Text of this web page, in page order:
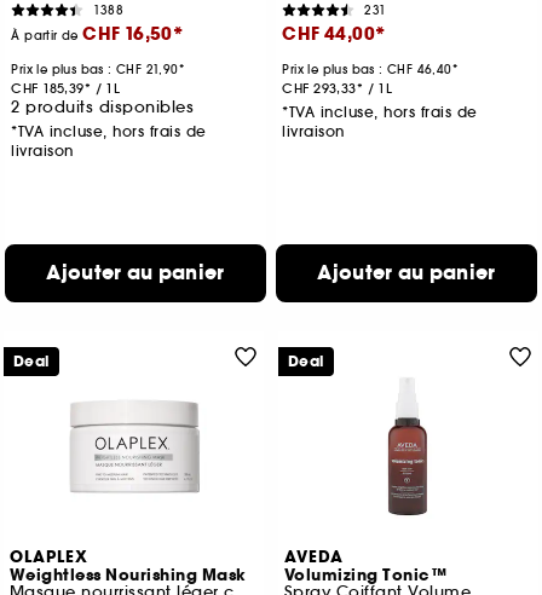
1388
À partir deCHF 16,50
Prix le plus bas :CHF 21,90
CHF 185,39 / 1L
2 produits disponibles
*TVA incluse, hors frais de
livraison
Ajouter au panier
231
CHF 44,00
Prix le plus bas :CHF 46,40
CHF 293,33 / 1L
*TVA incluse, hors frais de
livraison
Ajouter au panier
OLAPLEX
Weightless Nourishing Mask
Deal
AVEDA
Volumizing Tonic™
Deal